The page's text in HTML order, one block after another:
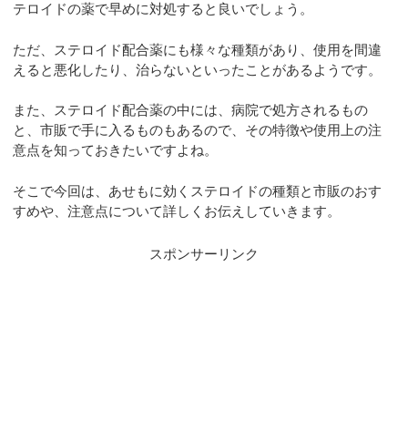
テロイドの薬で早めに対処すると良いでしょう。
ただ、ステロイド配合薬にも様々な種類があり、使用を間違
えると悪化したり、治らないといったことがあるようです。
また、ステロイド配合薬の中には、病院で処方されるもの
と、市販で手に入るものもあるので、その特徴や使用上の注
意点を知っておきたいですよね。
そこで今回は、あせもに効くステロイドの種類と市販のおす
すめや、注意点について詳しくお伝えしていきます。
スポンサーリンク